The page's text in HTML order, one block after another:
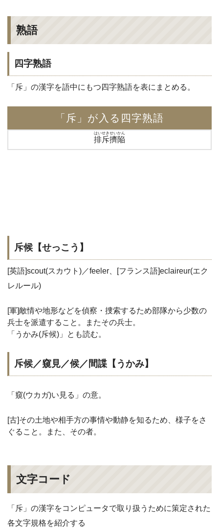
熟語
四字熟語
「斥」の漢字を語中にもつ四字熟語を表にまとめる。
「斥」が入る四字熟語
排斥擠陥
はいせきせいかん
斥候【せっこう】
[英語]scout(スカウト)／feeler、[フランス語]eclaireur(エク
レルール)
[軍]敵情や地形などを偵察・捜索するため部隊から少数の
兵士を派遣すること。またその兵士。
「うかみ(斥候)」とも読む。
斥候／窺見／候／間諜【うかみ】
「窺(ウカガ)い見る」の意。
[古]その土地や相手方の事情や動静を知るため、様子をさ
ぐること。また、その者。
文字コード
「斥」の漢字をコンピュータで取り扱うために策定された
各文字規格を紹介する